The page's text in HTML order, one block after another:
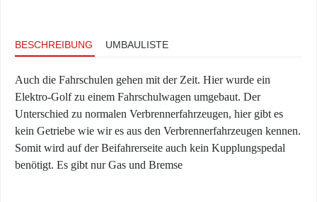
BESCHREIBUNG UMBAULISTE
Auch die Fahrschulen gehen mit der Zeit. Hier wurde ein
Elektro-Golf zu einem Fahrschulwagen umgebaut. Der
Unterschied zu normalen Verbrennerfahrzeugen, hier gibt es
kein Getriebe wie wir es aus den Verbrennerfahrzeugen kennen.
Somit wird auf der Beifahrerseite auch kein Kupplungspedal
benötigt. Es gibt nur Gas und Bremse